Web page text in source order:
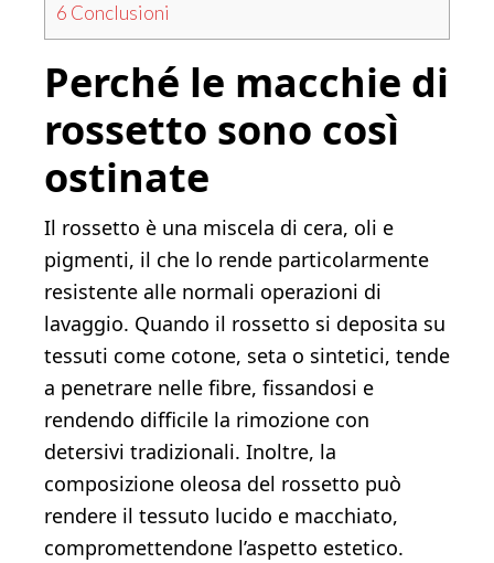
6 Conclusioni
Perché le macchie di
rossetto sono così
ostinate
Il rossetto è una miscela di cera, oli e
pigmenti, il che lo rende particolarmente
resistente alle normali operazioni di
lavaggio. Quando il rossetto si deposita su
tessuti come cotone, seta o sintetici, tende
a penetrare nelle fibre, fissandosi e
rendendo difficile la rimozione con
detersivi tradizionali. Inoltre, la
composizione oleosa del rossetto può
rendere il tessuto lucido e macchiato,
compromettendone l’aspetto estetico.